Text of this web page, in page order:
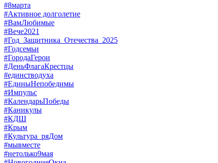
#8марта
#Активное долголетие
#ВамЛюбимые
#Вече2021
#Год_Защитника_Отечества_2025
#Годсемьи
#ГородаГерои
#ДеньФлагаКрестцы
#единстводуха
#ЕдиныНепобедимы
#Импульс
#КалендарьПобеды
#Каникулы
#КДШ
#Крым
#Культура_ряДом
#мывместе
#нетолько9мая